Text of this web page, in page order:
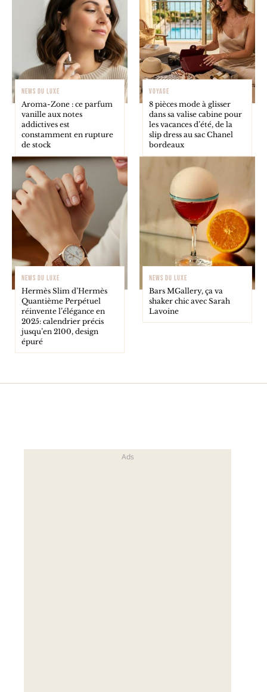
NEWS DU LUXE
Aroma-Zone : ce parfum
vanille aux notes
addictives est
constamment en rupture
de stock
VOYAGE
8 pièces mode à glisser
dans sa valise cabine pour
les vacances d’été, de la
slip dress au sac Chanel
bordeaux
NEWS DU LUXE
Hermès Slim d’Hermès
Quantième Perpétuel
réinvente l’élégance en
2025: calendrier précis
jusqu’en 2100, design
épuré
NEWS DU LUXE
Bars MGallery, ça va
shaker chic avec Sarah
Lavoine